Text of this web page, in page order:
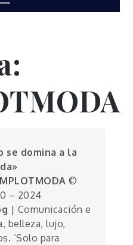
se domina a la
©
– 2024
| Comunicación e
belleza, lujo,
‘Solo para